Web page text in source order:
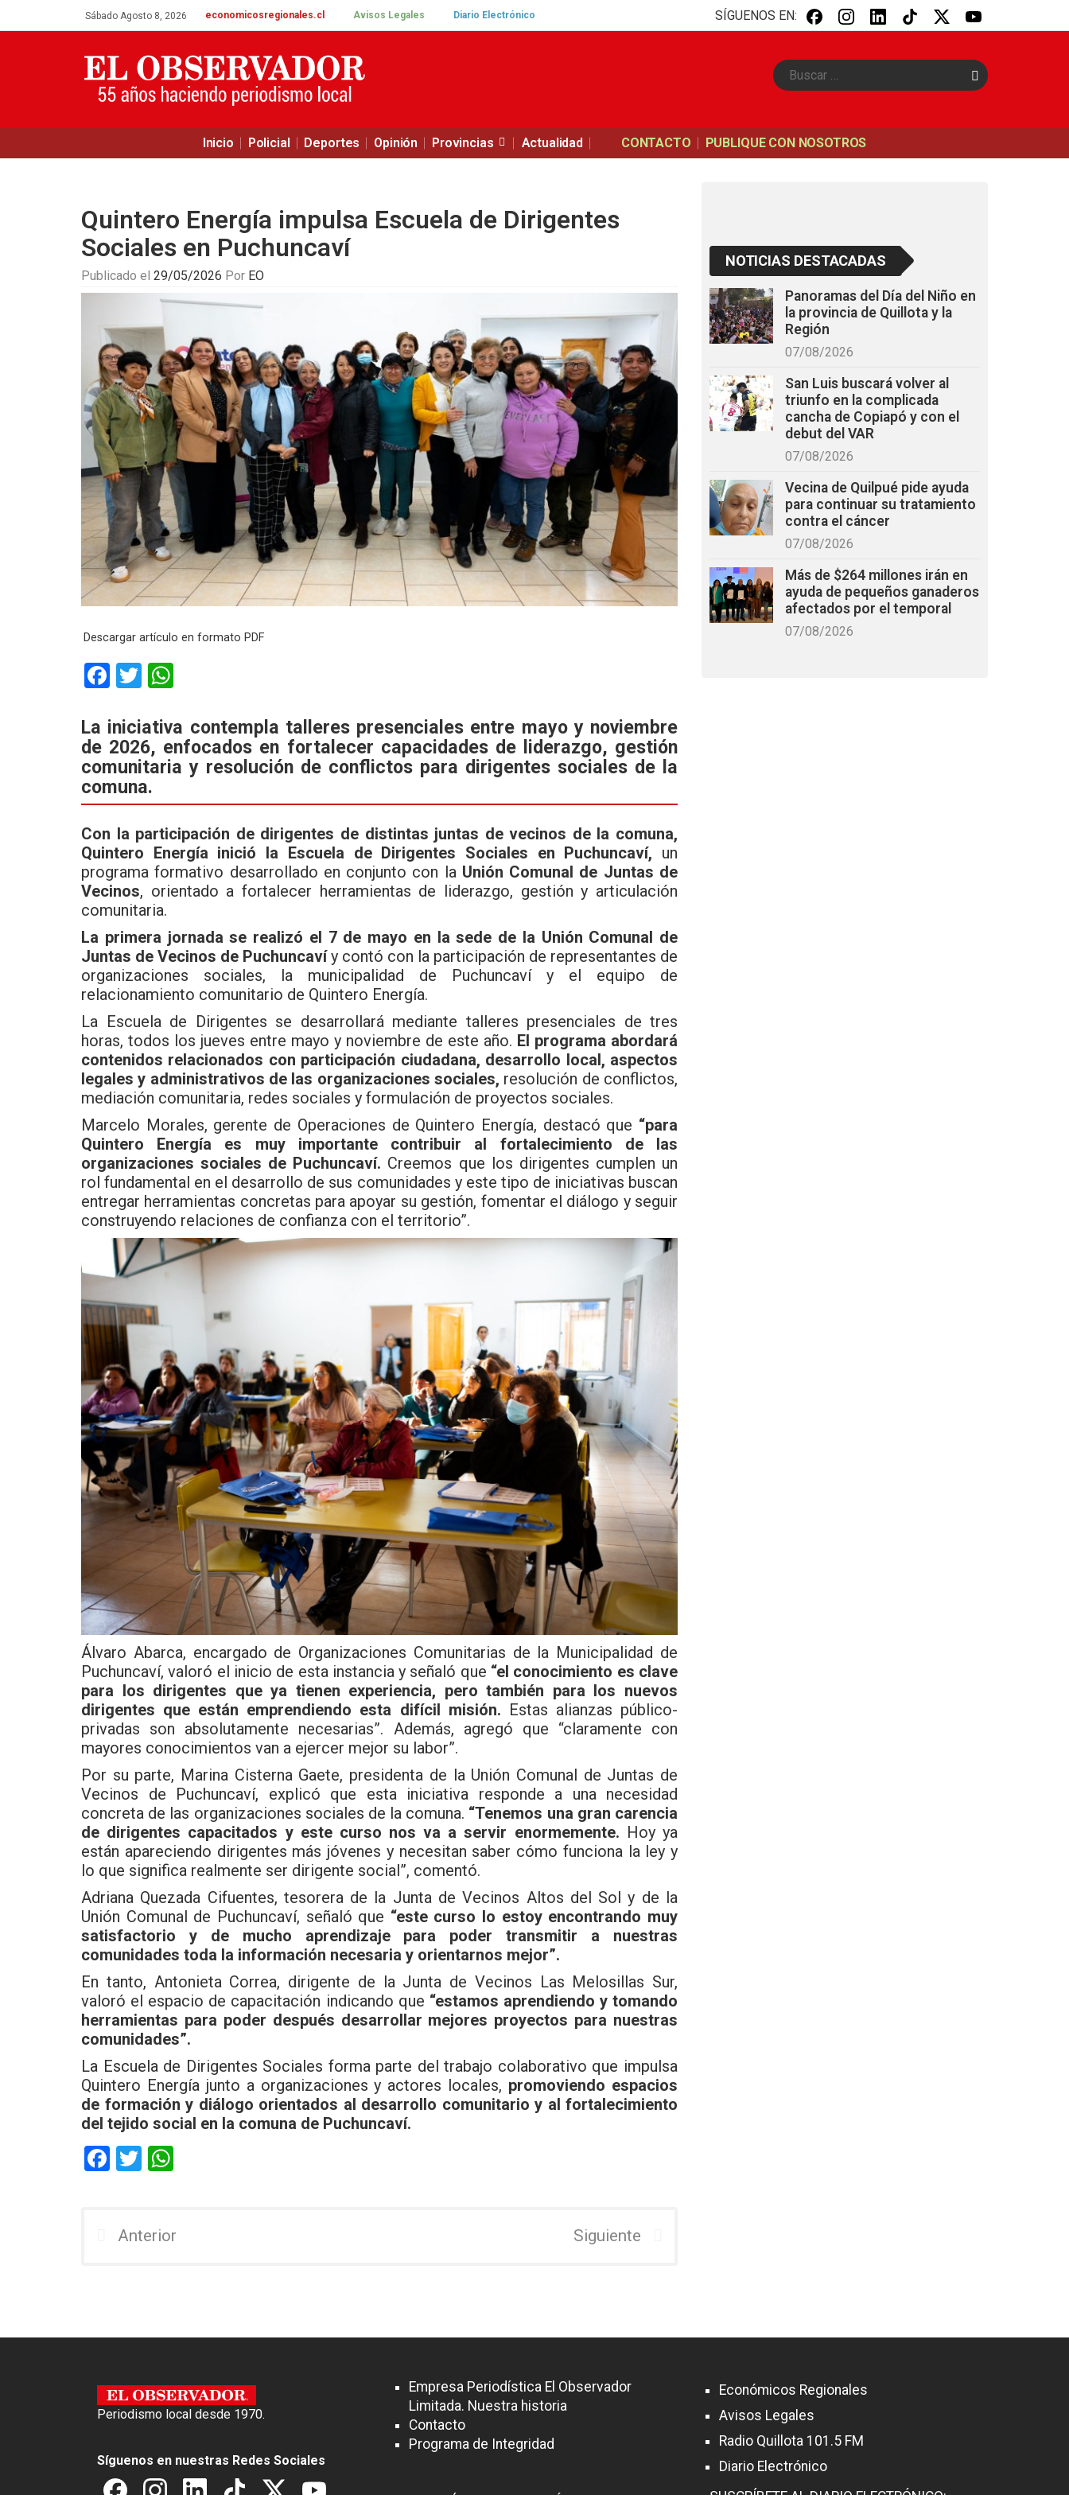
Sábado Agosto 8, 2026 economicosregionales.cl Avisos Legales Diario Electrónico SÍGUENOS EN:
B
u
Inicio Policial Deportes Opinión Provincias Actualidad CONTACTO PUBLIQUE CON NOSOTROS
Quintero Energía impulsa Escuela de Dirigentes
Sociales en Puchuncaví
Publicado el 29/05/2026 Por EO
Descargar artículo en formato PDF
F
ce
b
o
o
k
T
tt
er
at
s
A
p
p
La iniciativa contempla talleres presenciales entre mayo y noviembre
de 2026, enfocados en fortalecer capacidades de liderazgo, gestión
comunitaria y resolución de conflictos para dirigentes sociales de la
comuna.
Con la participación de dirigentes de distintas juntas de vecinos de la comuna,
Quintero Energía inició la Escuela de Dirigentes Sociales en Puchuncaví, un
programa formativo desarrollado en conjunto con la Unión Comunal de Juntas de
Vecinos, orientado a fortalecer herramientas de liderazgo, gestión y articulación
comunitaria.
La primera jornada se realizó el 7 de mayo en la sede de la Unión Comunal de
Juntas de Vecinos de Puchuncavíy contó con la participación de representantes de
organizaciones sociales, la municipalidad de Puchuncaví y el equipo de
relacionamiento comunitario de Quintero Energía.
La Escuela de Dirigentes se desarrollará mediante talleres presenciales de tres
horas, todos los jueves entre mayo y noviembre de este año. El programa abordará
contenidos relacionados con participación ciudadana, desarrollo local, aspectos
legales y administrativos de las organizaciones sociales, resolución de conflictos,
mediación comunitaria, redes sociales y formulación de proyectos sociales.
Marcelo Morales, gerente de Operaciones de Quintero Energía, destacó que “para
Quintero Energía es muy importante contribuir al fortalecimiento de las
organizaciones sociales de Puchuncaví. Creemos que los dirigentes cumplen un
rol fundamental en el desarrollo de sus comunidades y este tipo de iniciativas buscan
entregar herramientas concretas para apoyar su gestión, fomentar el diálogo y seguir
construyendo relaciones de confianza con el territorio”.
Álvaro Abarca, encargado de Organizaciones Comunitarias de la Municipalidad de
Puchuncaví, valoró el inicio de esta instancia y señaló que “el conocimiento es clave
para los dirigentes que ya tienen experiencia, pero también para los nuevos
dirigentes que están emprendiendo esta difícil misión. Estas alianzas público-
privadas son absolutamente necesarias”. Además, agregó que “claramente con
mayores conocimientos van a ejercer mejor su labor”.
Por su parte, Marina Cisterna Gaete, presidenta de la Unión Comunal de Juntas de
Vecinos de Puchuncaví, explicó que esta iniciativa responde a una necesidad
concreta de las organizaciones sociales de la comuna. “Tenemos una gran carencia
de dirigentes capacitados y este curso nos va a servir enormemente. Hoy ya
están apareciendo dirigentes más jóvenes y necesitan saber cómo funciona la ley y
lo que significa realmente ser dirigente social”, comentó.
Adriana Quezada Cifuentes, tesorera de la Junta de Vecinos Altos del Sol y de la
Unión Comunal de Puchuncaví, señaló que “este curso lo estoy encontrando muy
satisfactorio y de mucho aprendizaje para poder transmitir a nuestras
comunidades toda la información necesaria y orientarnos mejor”.
En tanto, Antonieta Correa, dirigente de la Junta de Vecinos Las Melosillas Sur,
valoró el espacio de capacitación indicando que “estamos aprendiendo y tomando
herramientas para poder después desarrollar mejores proyectos para nuestras
comunidades”.
La Escuela de Dirigentes Sociales forma parte del trabajo colaborativo que impulsa
Quintero Energía junto a organizaciones y actores locales, promoviendo espacios
de formación y diálogo orientados al desarrollo comunitario y al fortalecimiento
del tejido social en la comuna de Puchuncaví.
F
b
T
er s
Anterior Siguiente
NOTICIAS DESTACADAS
Panoramas del Día del Niño en
la provincia de Quillota y la
Región
07/08/2026
San Luis buscará volver al
triunfo en la complicada
cancha de Copiapó y con el
debut del VAR
07/08/2026
Vecina de Quilpué pide ayuda
para continuar su tratamiento
contra el cáncer
07/08/2026
Más de $264 millones irán en
ayuda de pequeños ganaderos
afectados por el temporal
07/08/2026
Periodismo local desde 1970.
Síguenos en nuestras Redes Sociales
Empresa Periodística El Observador
Limitada. Nuestra historia
Contacto
Programa de Integridad
Económicos Regionales
Avisos Legales
Radio Quillota 101.5 FM
Diario Electrónico